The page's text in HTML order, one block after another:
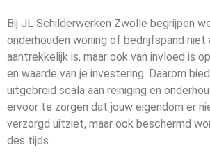
Bij JL Schilderwerken Zwolle begrijpen
onderhouden woning of bedrijfspand
aantrekkelijk is, maar ook van invloed is
en waarde van je investering. Daarom
uitgebreid scala aan reiniging en
ervoor te zorgen dat jouw eigendom er
verzorgd uitziet, maar ook beschermd
des tijds.